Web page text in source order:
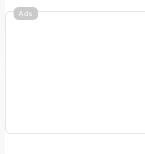
Ads